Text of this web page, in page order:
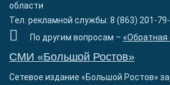
области
Тел. рекламной службы: 8 (863) 201-
По другим вопросам – «Обратная
СМИ «Большой Ростов»
Сетевое издание «Большой Ростов»